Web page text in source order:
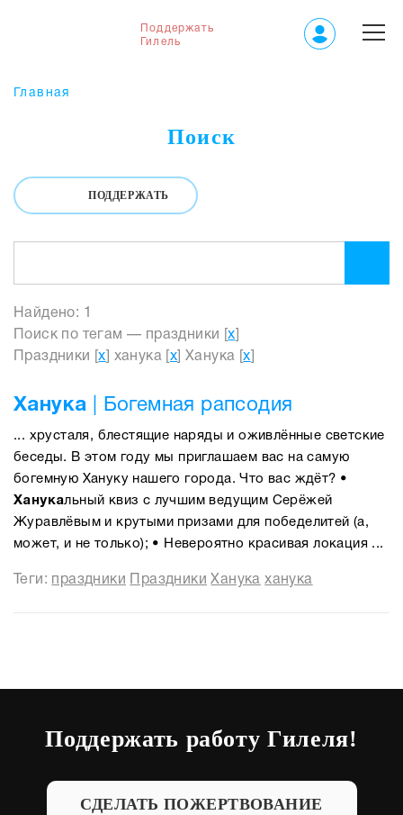
Поддержать
Гилель
Главная
Поиск
ПОДДЕРЖАТЬ
Найдено: 1
Поиск по тегам — праздники [x
Праздники [x ] ханука [ x ] Ханука [x
Ханука | Богемная рапсодия
... хрусталя, блестящие наряды и оживлённые светские
беседы. В этом году мы приглашаем вас на самую
богемную Хануку нашего города. Что вас ждёт? •
Ханукальный квиз с лучшим ведущим Серёжей
Журавлёвым и крутыми призами для победелитей (а,
может, и не только); • Невероятно красивая локация ...
Теги: праздники Праздники Ханука ханука
Поддержать работу Гилеля!
СДЕЛАТЬ ПОЖЕРТВОВАНИЕ